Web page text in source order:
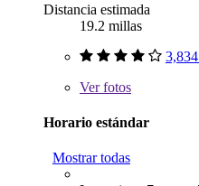
Distancia estimada
19.2 millas
Verfotos
Horario estándar
Mostrar todas